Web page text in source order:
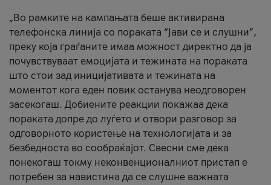
„Во рамките на кампањата беше активирана
телефонска линија со пораката “Јави се и слушни”,
преку која граѓаните имаа можност директно да ја
почувствуваат емоцијата и тежината на пораката
што стои зад иницијативата и тежината на
моментот кога еден повик останува неодговорен
засекогаш. Добиените реакции покажаа дека
пораката допре до луѓето и отвори разговор за
одговорното користење на технологијата и за
безбедноста во сообраќајот. Свесни сме дека
понекогаш токму неконвенционалниот пристап е
потребен за навистина да се слушне важната